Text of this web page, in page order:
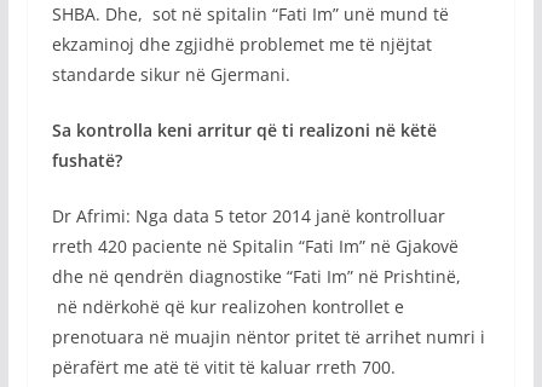
SHBA. Dhe, sot në spitalin “Fati Im” unë mund të
ekzaminoj dhe zgjidhë problemet me të njëjtat
standarde sikur në Gjermani.
Sa kontrolla keni arritur që ti realizoni në këtë
fushatë?
Dr Afrimi: Nga data 5 tetor 2014 janë kontrolluar
rreth 420 paciente në Spitalin “Fati Im” në Gjakovë
dhe në qendrën diagnostike “Fati Im” në Prishtinë,
në ndërkohë që kur realizohen kontrollet e
prenotuara në muajin nëntor pritet të arrihet numri i
përafërt me atë të vitit të kaluar rreth 700.